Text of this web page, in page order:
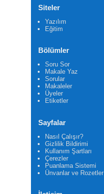
Siteler
Yazılım
Eğitim
Bölümler
Soru Sor
Makale Yaz
Sorular
Makaleler
Üyeler
Etiketler
Sayfalar
Nasıl Çalışır?
Gizlilik Bildirimi
Kullanım Şartları
Çerezler
Puanlama Sistemi
Ünvanlar ve Rozetler